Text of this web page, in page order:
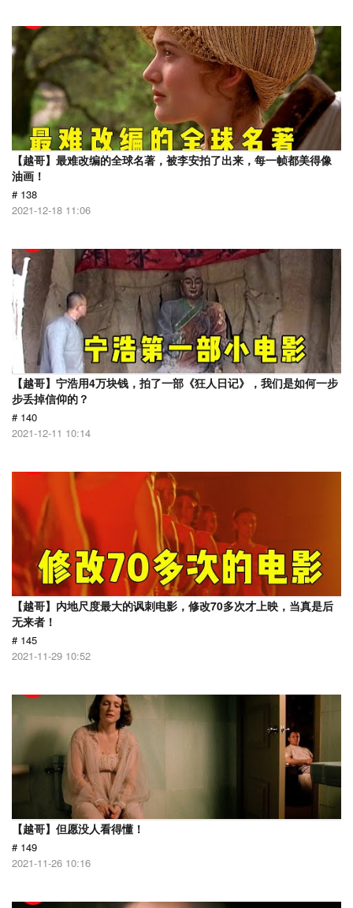
【越哥】最难改编的全球名著，被李安拍了出来，每一帧都美得像
油画！
# 138
2021-12-18 11:06
【越哥】宁浩用4万块钱，拍了一部《狂人日记》，我们是如何一步
步丢掉信仰的？
# 140
2021-12-11 10:14
【越哥】内地尺度最大的讽刺电影，修改70多次才上映，当真是后
无来者！
# 145
2021-11-29 10:52
【越哥】但愿没人看得懂！
# 149
2021-11-26 10:16